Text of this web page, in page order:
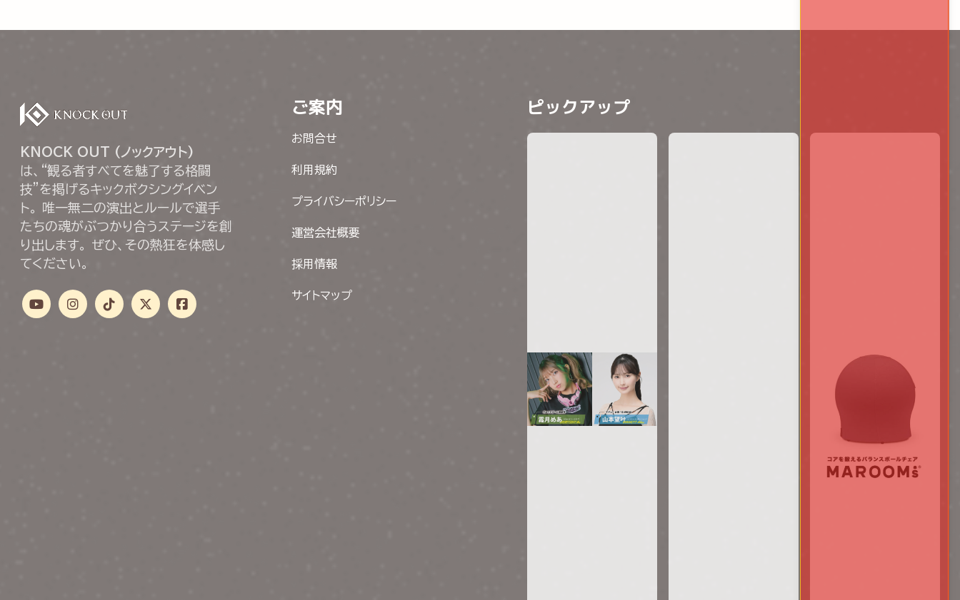
KNOCK OUT (ノックアウト)
は、“観る者すべてを魅了する格闘
技”を掲げるキックボクシングイベン
ト。 唯一無二の演出とルールで選手
たちの魂がぶつかり合うステージを創
り出します。 ぜひ、その熱狂を体感し
てください。
ご案内
お問合せ
利用規約
プライバシーポリシー
運営会社概要
採用情報
サイトマップ
ピックアップ